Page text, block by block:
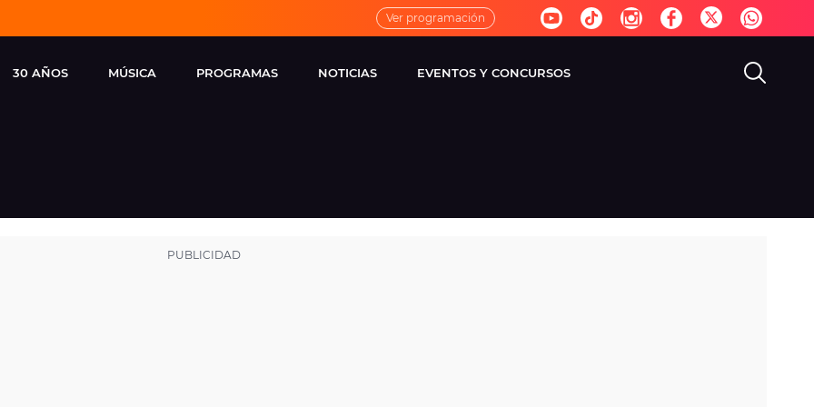
Ver programación
30 AÑOS MÚSICA
FM
PROGRAMAS
VIRALES
NOTICIAS EVENTOS Y CONCURSOS